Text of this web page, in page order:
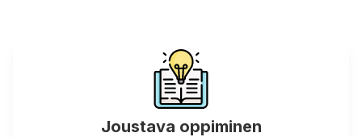
Joustava oppiminen